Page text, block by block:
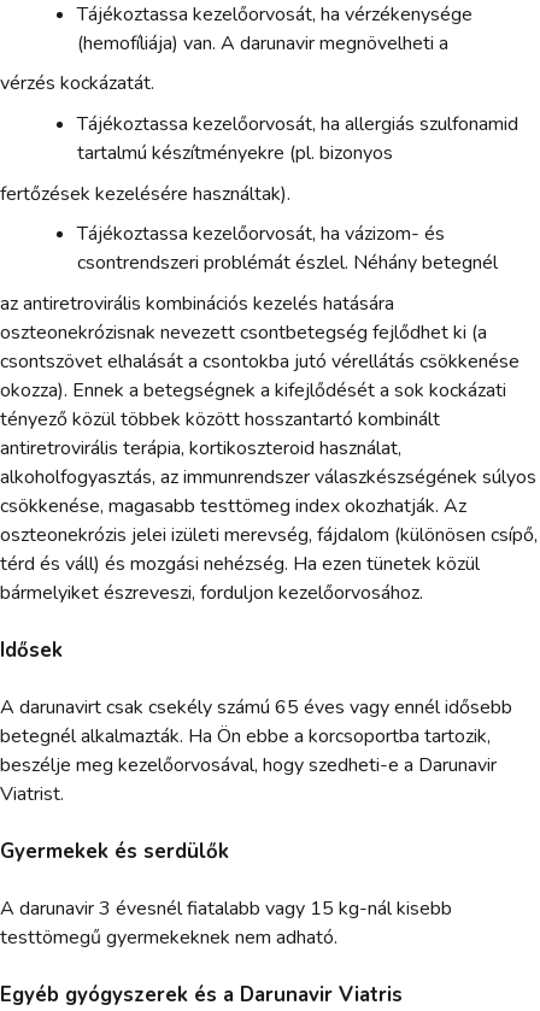
Tájékoztassa kezelőorvosát, ha vérzékenysége
(hemofíliája) van. A darunavir megnövelheti a
vérzés kockázatát.
Tájékoztassa kezelőorvosát, ha allergiás szulfonamid
tartalmú készítményekre (pl. bizonyos
fertőzések kezelésére használtak).
Tájékoztassa kezelőorvosát, ha vázizom- és
csontrendszeri problémát észlel. Néhány betegnél
az antiretrovirális kombinációs kezelés hatására
oszteonekrózisnak nevezett csontbetegség fejlődhet ki (a
csontszövet elhalását a csontokba jutó vérellátás csökkenése
okozza). Ennek a betegségnek a kifejlődését a sok kockázati
tényező közül többek között hosszantartó kombinált
antiretrovirális terápia, kortikoszteroid használat,
alkoholfogyasztás, az immunrendszer válaszkészségének súlyos
csökkenése, magasabb testtömeg index okozhatják. Az
oszteonekrózis jelei izületi merevség, fájdalom (különösen csípő,
térd és váll) és mozgási nehézség. Ha ezen tünetek közül
bármelyiket észreveszi, forduljon kezelőorvosához.
Idősek
A darunavirt csak csekély számú 65 éves vagy ennél idősebb
betegnél alkalmazták. Ha Ön ebbe a korcsoportba tartozik,
beszélje meg kezelőorvosával, hogy szedheti-e a Darunavir
Viatrist.
Gyermekek és serdülők
A darunavir 3 évesnél fiatalabb vagy 15 kg-nál kisebb
testtömegű gyermekeknek nem adható.
Egyéb gyógyszerek és a Darunavir Viatris